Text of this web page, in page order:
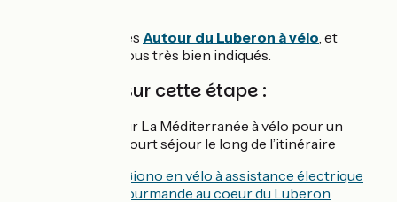
Itinéraires jalonnés Autour du Luberon à vélo, et
boucles locales, tous très bien indiqués.
Inspirations sur cette étape :
Echappez-vous sur La Méditerranée à vélo pour un
week-end ou un court séjour le long de l’itinéraire
Au pays de Giono en vélo à assistance électrique
Echappée gourmande au coeur du Luberon